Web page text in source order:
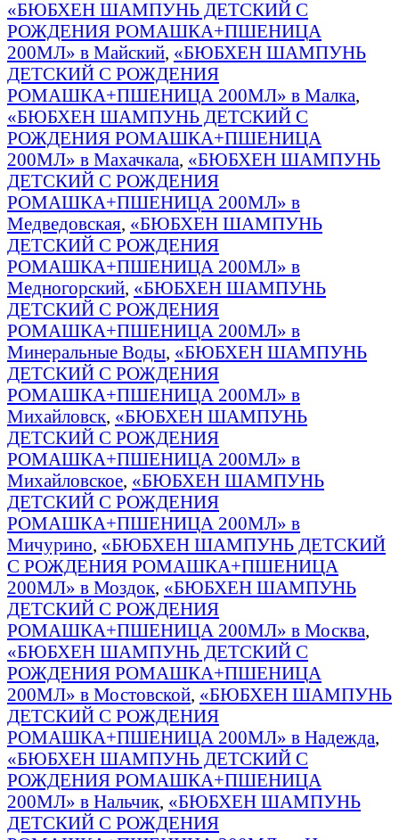
«БЮБХЕН ШАМПУНЬ ДЕТСКИЙ С
РОЖДЕНИЯ РОМАШКА+ПШЕНИЦА
200МЛ» в Майский, «БЮБХЕН ШАМПУНЬ
ДЕТСКИЙ С РОЖДЕНИЯ
РОМАШКА+ПШЕНИЦА 200МЛ» в Малка,
«БЮБХЕН ШАМПУНЬ ДЕТСКИЙ С
РОЖДЕНИЯ РОМАШКА+ПШЕНИЦА
200МЛ» в Махачкала, «БЮБХЕН ШАМПУНЬ
ДЕТСКИЙ С РОЖДЕНИЯ
РОМАШКА+ПШЕНИЦА 200МЛ» в
Медведовская, «БЮБХЕН ШАМПУНЬ
ДЕТСКИЙ С РОЖДЕНИЯ
РОМАШКА+ПШЕНИЦА 200МЛ» в
Медногорский, «БЮБХЕН ШАМПУНЬ
ДЕТСКИЙ С РОЖДЕНИЯ
РОМАШКА+ПШЕНИЦА 200МЛ» в
Минеральные Воды, «БЮБХЕН ШАМПУНЬ
ДЕТСКИЙ С РОЖДЕНИЯ
РОМАШКА+ПШЕНИЦА 200МЛ» в
Михайловск, «БЮБХЕН ШАМПУНЬ
ДЕТСКИЙ С РОЖДЕНИЯ
РОМАШКА+ПШЕНИЦА 200МЛ» в
Михайловское, «БЮБХЕН ШАМПУНЬ
ДЕТСКИЙ С РОЖДЕНИЯ
РОМАШКА+ПШЕНИЦА 200МЛ» в
Мичурино, «БЮБХЕН ШАМПУНЬ ДЕТСКИЙ
С РОЖДЕНИЯ РОМАШКА+ПШЕНИЦА
200МЛ» в Моздок, «БЮБХЕН ШАМПУНЬ
ДЕТСКИЙ С РОЖДЕНИЯ
РОМАШКА+ПШЕНИЦА 200МЛ» в Москва,
«БЮБХЕН ШАМПУНЬ ДЕТСКИЙ С
РОЖДЕНИЯ РОМАШКА+ПШЕНИЦА
200МЛ» в Мостовской, «БЮБХЕН ШАМПУНЬ
ДЕТСКИЙ С РОЖДЕНИЯ
РОМАШКА+ПШЕНИЦА 200МЛ» в Надежда,
«БЮБХЕН ШАМПУНЬ ДЕТСКИЙ С
РОЖДЕНИЯ РОМАШКА+ПШЕНИЦА
200МЛ» в Нальчик, «БЮБХЕН ШАМПУНЬ
ДЕТСКИЙ С РОЖДЕНИЯ